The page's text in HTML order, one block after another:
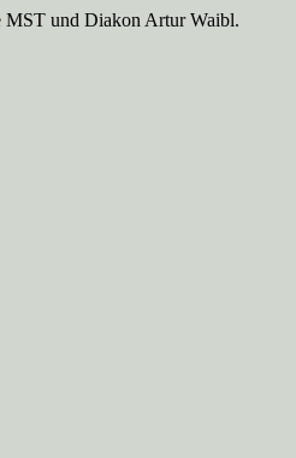
MST und Diakon Artur Waibl.